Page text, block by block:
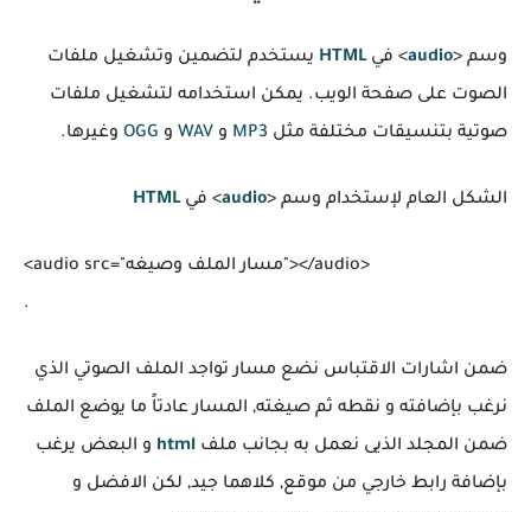
وسم <audio> فيHTML يستخدم لتضمين وتشغيل ملفات
الصوت على صفحة الويب. يمكن استخدامه لتشغيل ملفات
صوتية بتنسيقات مختلفة مثل MP3 و WAV و OGG وغيرها.
الشكل العام لإستخدام وسم <audio> فيHTML
<audio src="مسار الملف وصيغه"></audio>
ضمن اشارات الاقتباس نضع مسار تواجد الملف الصوتي الذي
نرغب بإضافته و نقطه ثم صيغته, المسار عادتاً ما يوضع الملف
ضمن المجلد الذيى نعمل به بجانب ملف html و البعض يرغب
بإضافة رابط خارجي من موقع, كلاهما جيد, لكن الافضل و